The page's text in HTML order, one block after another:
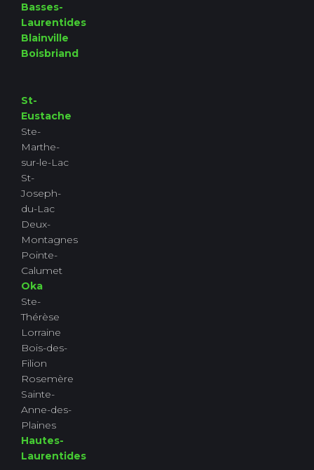
Basses-
Laurentides
Blainville
Boisbriand
St-
Eustache
Ste-
Marthe-
sur-le-Lac
St-
Joseph-
du-Lac
Deux-
Montagnes
Pointe-
Calumet
Oka
Ste-
Thérèse
Lorraine
Bois-des-
Filion
Rosemère
Sainte-
Anne-des-
Plaines
Hautes-
Laurentides